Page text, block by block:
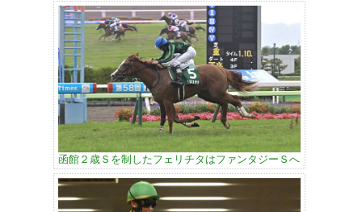
函館２歳Ｓを制したフェリチタはファンタジーＳへ